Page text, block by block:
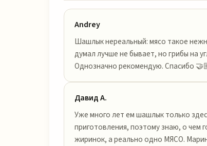
Andrey
Шашлык нереальный: мясо такое
думал лучше не бывает, но грибы на
Однозначно рекомендую. Спасибо
Давид А.
Уже много лет ем шашлык только
приготовления, поэтому знаю, о чем
жиринок, а реально одно МЯСО.